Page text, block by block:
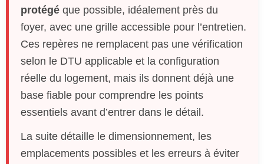
protégé que possible, idéalement près du
foyer, avec une grille accessible pour l’entretien.
Ces repères ne remplacent pas une vérification
selon le DTU applicable et la configuration
réelle du logement, mais ils donnent déjà une
base fiable pour comprendre les points
essentiels avant d’entrer dans le détail.
La suite détaille le dimensionnement, les
emplacements possibles et les erreurs à éviter